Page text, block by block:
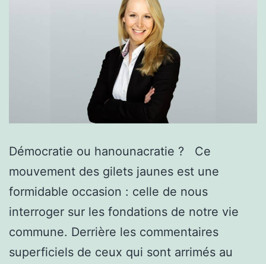
Démocratie ou hanounacratie ? Ce
mouvement des gilets jaunes est une
formidable occasion : celle de nous
interroger sur les fondations de notre vie
commune. Derrière les commentaires
superficiels de ceux qui sont arrimés au